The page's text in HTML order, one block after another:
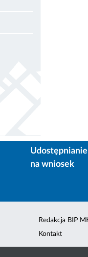
na wniosek
Redakcja BIP
Kontakt